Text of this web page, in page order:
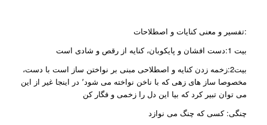
تفسیر و معنی کنایات و اصطلاحات:
بیت 1:دست افشان و پایکوبان، کنایه از رقص و شادی است
بیت2:زخمه زدن کنایه و اصطلاحی مبنی بر نواختن ساز است با دست،
مخصوصا ساز های زهی که با ناخن نواخته می شود٬ در اینجا غیر از این
می توان تبیر کرد که بیا این دل را زخمی و فگار کن
چنگی: کسی که چنگ می نوازد